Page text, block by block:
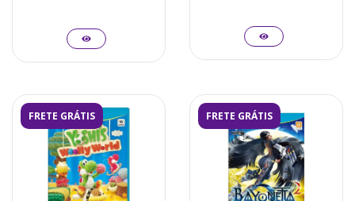
FRETE GRÁTIS FRETE GRÁTIS